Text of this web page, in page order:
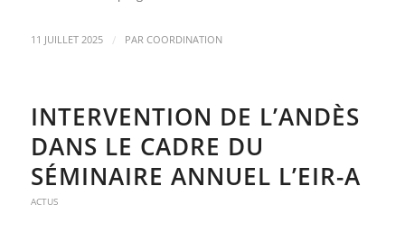
11 JUILLET 2025 / PAR COORDINATION
INTERVENTION DE L’ANDÈS
DANS LE CADRE DU
SÉMINAIRE ANNUEL L’EIR-A
ACTUS